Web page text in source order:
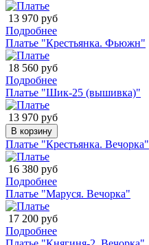
13 970 руб
Подробнее
Платье "Крестьянка. Фьюжн"
18 560 руб
Подробнее
Платье "Шик-25 (вышивка)"
13 970 руб
В корзину
Платье "Крестьянка. Вечорка"
16 380 руб
Подробнее
Платье "Маруся. Вечорка"
17 200 руб
Подробнее